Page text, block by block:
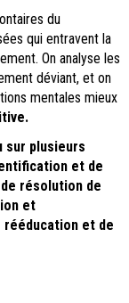
du
qui entravent la
On analyse les
déviant, et on
mentales mieux
sur plusieurs
et de
résolution de
et
et de